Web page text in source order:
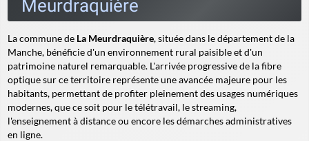
Meurdraquière
La commune de La Meurdraquière, située dans le département de la
Manche, bénéficie d'un environnement rural paisible et d'un
patrimoine naturel remarquable. L'arrivée progressive de la fibre
optique sur ce territoire représente une avancée majeure pour les
habitants, permettant de profiter pleinement des usages numériques
modernes, que ce soit pour le télétravail, le streaming,
l'enseignement à distance ou encore les démarches administratives
en ligne.